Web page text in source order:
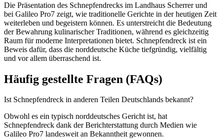
Die Präsentation des Schnepfendrecks im Landhaus Scherrer und
bei Galileo Pro7 zeigt, wie traditionelle Gerichte in der heutigen Zeit
weiterleben und begeistern können. Es unterstreicht die Bedeutung
der Bewahrung kulinarischer Traditionen, während es gleichzeitig
Raum für moderne Interpretationen bietet. Schnepfendreck ist ein
Beweis dafür, dass die norddeutsche Küche tiefgründig, vielfältig
und vor allem überraschend ist.
Häufig gestellte Fragen (FAQs)
Ist Schnepfendreck in anderen Teilen Deutschlands bekannt?
Obwohl es ein typisch norddeutsches Gericht ist, hat
Schnepfendreck dank der Berichterstattung durch Medien wie
Galileo Pro7 landesweit an Bekanntheit gewonnen.